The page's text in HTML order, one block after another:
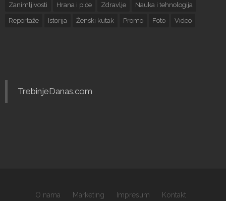
Zanimljivosti Hrana i piće Zdravlje Nauka i tehnologija
Reportaže Istorija Ženski kutak Promo Foto Video
TrebinjeDanas.com
O nama Marketing Impresum Kontakt